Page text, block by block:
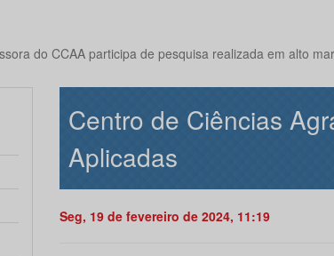
do CCAA participa de pesquisa realizada em alto
Centro de Ciências
Aplicadas
Seg, 19 de fevereiro de 2024, 11:19